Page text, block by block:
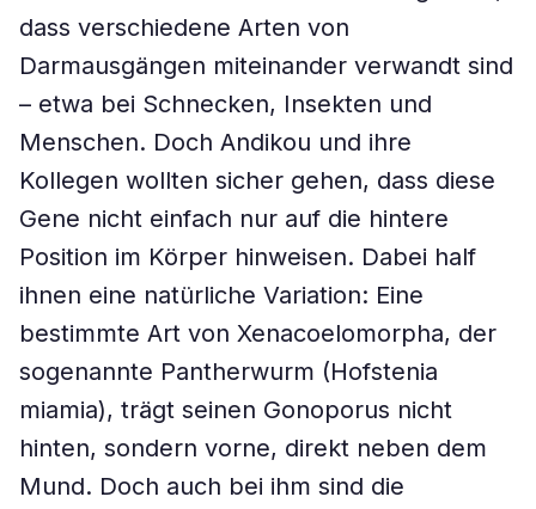
dass verschiedene Arten von
Darmausgängen miteinander verwandt sind
– etwa bei Schnecken, Insekten und
Menschen. Doch Andikou und ihre
Kollegen wollten sicher gehen, dass diese
Gene nicht einfach nur auf die hintere
Position im Körper hinweisen. Dabei half
ihnen eine natürliche Variation: Eine
bestimmte Art von Xenacoelomorpha, der
sogenannte Pantherwurm (Hofstenia
miamia), trägt seinen Gonoporus nicht
hinten, sondern vorne, direkt neben dem
Mund. Doch auch bei ihm sind die